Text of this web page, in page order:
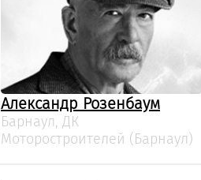
Александр Розенбаум
Барнаул, ДК
Моторостроителей (Барнаул)